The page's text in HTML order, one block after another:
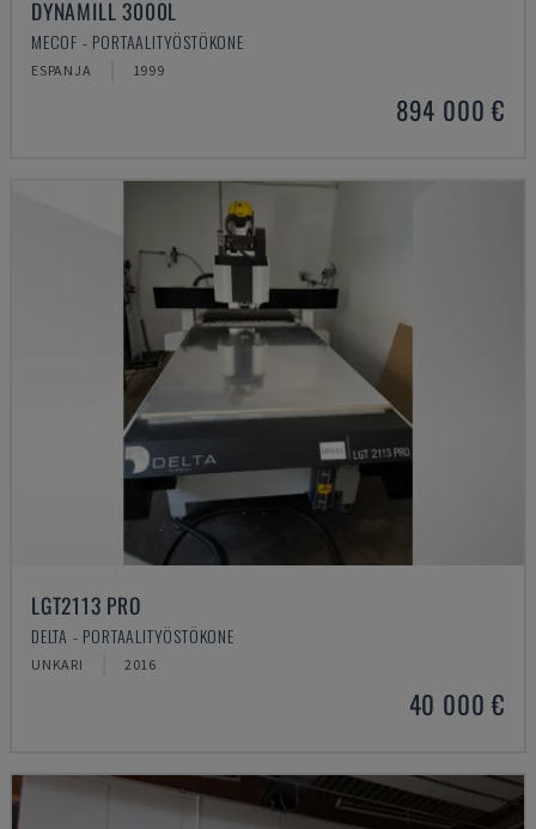
DYNAMILL 3000L
MECOF - PORTAALITYÖSTÖKONE
ESPANJA 1999
894 000 €
LGT2113 PRO
DELTA - PORTAALITYÖSTÖKONE
UNKARI 2016
40 000 €